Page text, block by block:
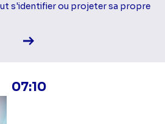
s'identifier ou projeter sa propre
Voir la fiche diffusion
07:10